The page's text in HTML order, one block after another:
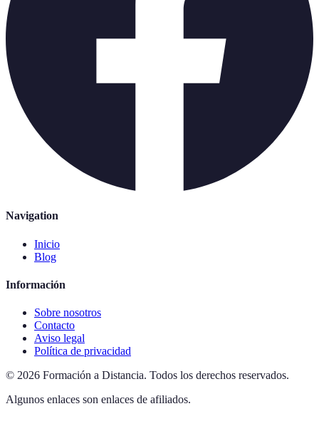
Navigation
Inicio
Blog
Información
Sobre nosotros
Contacto
Aviso legal
Política de privacidad
© 2026 Formación a Distancia. Todos los derechos reservados.
Algunos enlaces son enlaces de afiliados.